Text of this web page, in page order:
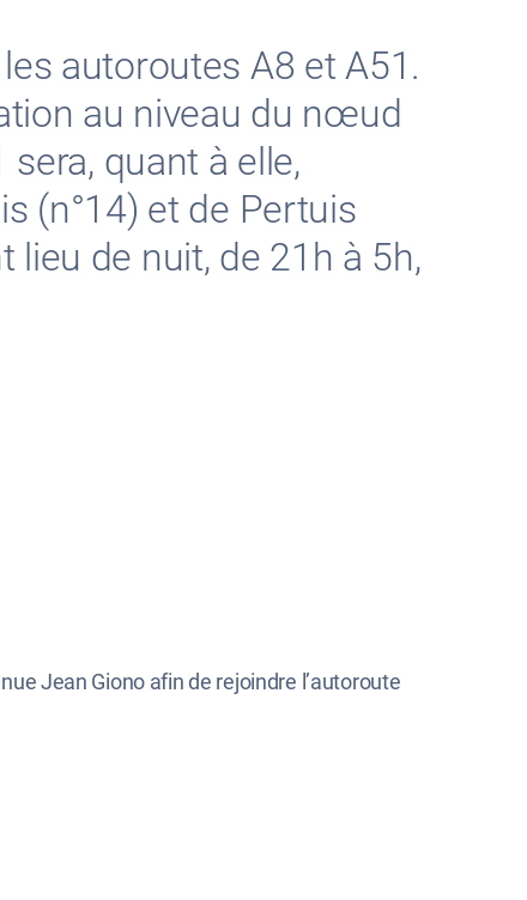
autoroutes A8 et A51.
au niveau du nœud
quant à elle,
(n°14) et de Pertuis
lieu de nuit, de 21h à 5h,
Jean Giono afin de rejoindre l’autoroute